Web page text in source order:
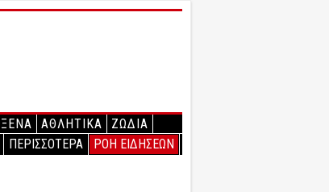
ΑΘΛΗΤΙΚΑ
ΖΩΔΙΑ
ΠΕΡΙΣΣΟΤΕΡΑ ΡΟΗ ΕΙΔΗΣΕΩΝ